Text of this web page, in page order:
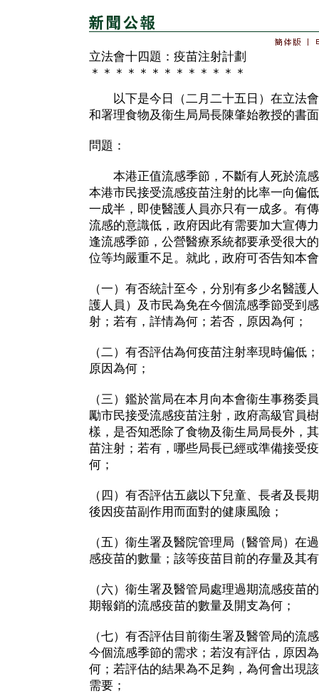
立法會十四題：疫苗注射計劃
＊＊＊＊＊＊＊＊＊＊＊＊＊
以下是今日（二月二十五日）在立法會
和署理食物及衞生局局長陳肇始教授的書
問題：
本港正值流感季節，不斷有人死於流感
本港市民接受流感疫苗注射的比率一向偏
一成半，即使醫護人員亦只有一成多。有
流感的意識低，政府因此有需要加大宣傳
逢流感季節，公營醫療系統都要承受很大
位等均嚴重不足。就此，政府可否告知本
（一）有否統計至今，分別有多少名醫護
護人員）及市民為免在今個流感季節受到
射；若有，詳情為何；若否，原因為何；
（二）有否評估為何疫苗注射率現時偏低
原因為何；
（三）鑑於當局在本月向本會衞生事務委
勵市民接受流感疫苗注射，政府高級官員
樣，是否知悉除了食物及衞生局局長外，
苗注射；若有，哪些局長已經或準備接受
何；
（四）有否評估五歲以下兒童、長者及長
後因疫苗副作用而面對的健康風險；
（五）衞生署及醫院管理局（醫管局）在
感疫苗的數量；該等疫苗目前的存量及其
（六）衞生署及醫管局處理過期流感疫苗
期報銷的流感疫苗的數量及開支為何；
（七）有否評估目前衞生署及醫管局的流
今個流感季節的需求；若沒有評估，原因
何；若評估的結果為不足夠，為何會出現
需要；